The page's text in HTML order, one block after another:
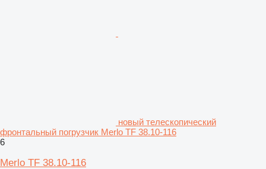
новый телескопический
фронтальный погрузчик Merlo TF 38.10-116
6
Merlo TF 38.10-116